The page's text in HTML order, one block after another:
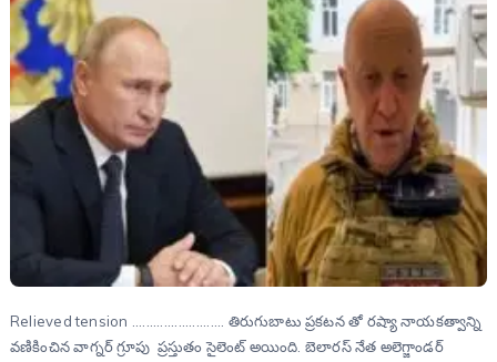
Relieved tension .......................... తిరుగుబాటు ప్రకటన తో రష్యా నాయకత్వాన్ని
వణికించిన వాగ్నర్‌ గ్రూపు ప్రస్తుతం సైలెంట్ అయింది. బెలారస్‌ నేత అలెగ్జాండర్‌